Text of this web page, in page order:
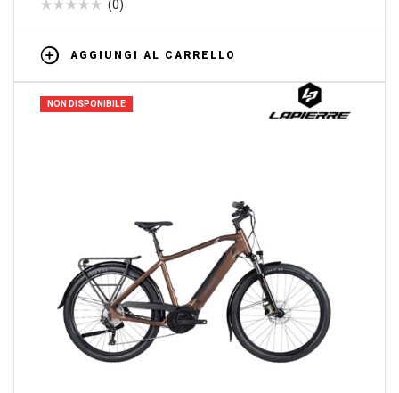
(0)
AGGIUNGI AL CARRELLO
NON DISPONIBILE